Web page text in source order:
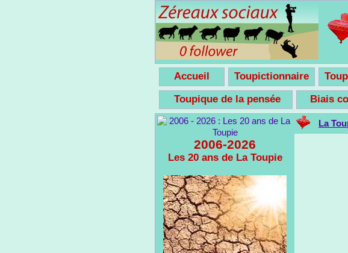
Accueil Toupictionnaire
Toupique de la pensée
Biais
2006-2026
Les 20 ans de La Toupie
La